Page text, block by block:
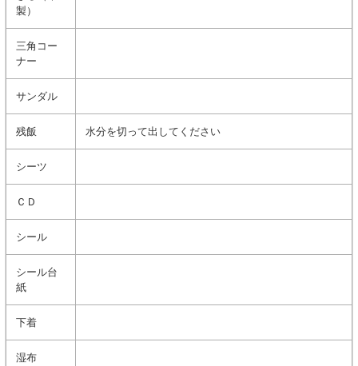
製）
三角コー
ナー
サンダル
残飯 水分を切って出してください
シーツ
ＣＤ
シール
シール台
紙
下着
湿布